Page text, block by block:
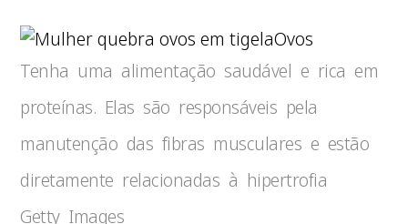
Ovos
Tenha uma alimentação saudável e rica em
proteínas. Elas são responsáveis pela
manutenção das fibras musculares e estão
diretamente relacionadas à hipertrofia
Getty Images